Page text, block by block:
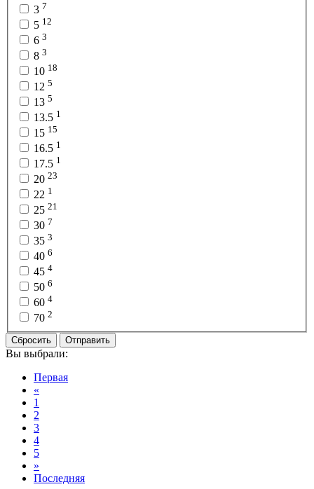
3 7
5 12
6 3
8 3
10 18
12 5
13 5
13.5 1
15 15
16.5 1
17.5 1
20 23
22 1
25 21
30 7
35 3
40 6
45 4
50 6
60 4
70 2
Сбросить Отправить
Вы выбрали:
Первая
«
1
2
3
4
5
»
Последняя